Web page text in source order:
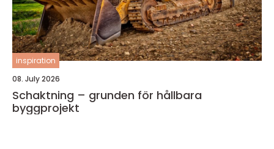
inspiration
08. July 2026
Schaktning – grunden för hållbara
byggprojekt